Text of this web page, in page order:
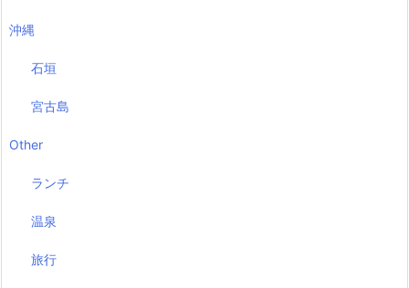
沖縄
石垣
宮古島
Other
ランチ
温泉
旅行